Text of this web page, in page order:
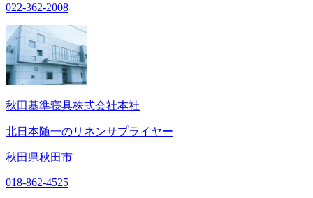
022-362-2008
秋田基準寝具株式会社本社
北日本随一のリネンサプライヤー
秋田県秋田市
018-862-4525